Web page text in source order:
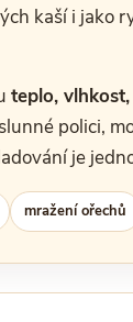
kaší i jako
teplo,
polici,
je
mražení ořechů